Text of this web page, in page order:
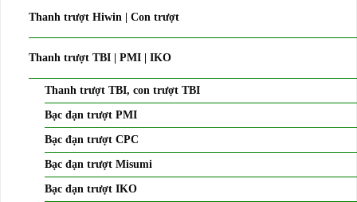
Thanh trượt Hiwin | Con trượt
Thanh trượt TBI | PMI | IKO
Thanh trượt TBI, con trượt TBI
Bạc đạn trượt PMI
Bạc đạn trượt CPC
Bạc đạn trượt Misumi
Bạc đạn trượt IKO